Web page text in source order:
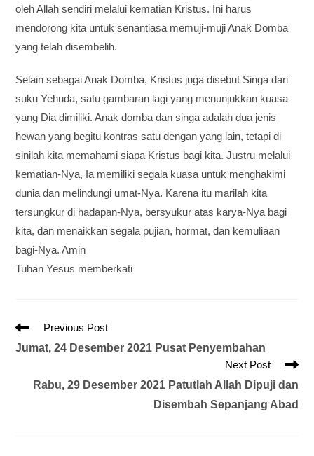
oleh Allah sendiri melalui kematian Kristus. Ini harus
mendorong kita untuk senantiasa memuji-muji Anak Domba
yang telah disembelih.
Selain sebagai Anak Domba, Kristus juga disebut Singa dari
suku Yehuda, satu gambaran lagi yang menunjukkan kuasa
yang Dia dimiliki. Anak domba dan singa adalah dua jenis
hewan yang begitu kontras satu dengan yang lain, tetapi di
sinilah kita memahami siapa Kristus bagi kita. Justru melalui
kematian-Nya, Ia memiliki segala kuasa untuk menghakimi
dunia dan melindungi umat-Nya. Karena itu marilah kita
tersungkur di hadapan-Nya, bersyukur atas karya-Nya bagi
kita, dan menaikkan segala pujian, hormat, dan kemuliaan
bagi-Nya. Amin
Tuhan Yesus memberkati
Previous Post
Jumat, 24 Desember 2021 Pusat Penyembahan
Next Post
Rabu, 29 Desember 2021 Patutlah Allah Dipuji dan
Disembah Sepanjang Abad